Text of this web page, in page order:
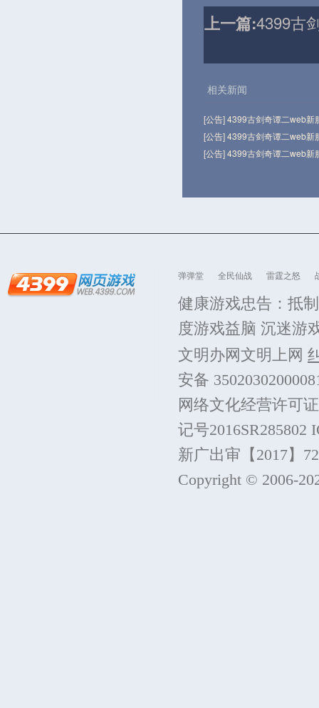
上一篇:4399古
相关新闻
[公告] 4399古剑奇谭二web新
[公告] 4399古剑奇谭二web新
[公告] 4399古剑奇谭二web新
弹弹堂 全民仙战 雷霆之怒
健康游戏忠告：抵
度游戏益脑 沉迷游
文明办网文明上网
安备
网络文化经营许可
记号2016SR285802
新广出审【2017】
Copyright © 2006-